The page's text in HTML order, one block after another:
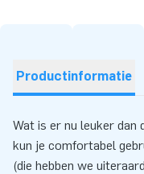
Productinformatie
Wat is er nu leuker dan
kun je comfortabel
(die hebben we